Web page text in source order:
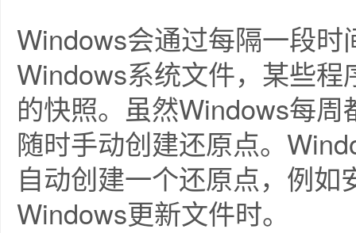
Windows会通过每隔一段
Windows系统文件，某些
的快照。虽然Windows每
随时手动创建还原点。
自动创建一个还原点，例
Windows更新文件时。